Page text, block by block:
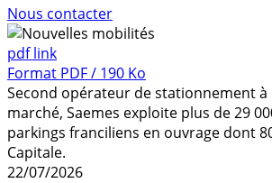
Nous contacter
pdf link
Format PDF / 190 Ko
Second opérateur de stationnement à
marché, Saemes exploite plus de 29
parkings franciliens en ouvrage dont
Capitale.
22/07/2026